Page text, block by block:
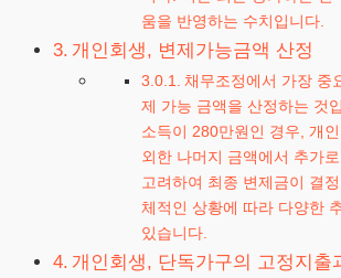
움을 반영하는 수치입니다.
개인회생, 변제가능금액 산정
채무조정에서 가장 중
제 가능 금액을 산정하는 것
소득이 280만원인 경우, 개
외한 나머지 금액에서 추가
고려하여 최종 변제금이 결
체적인 상황에 따라 다양한
있습니다.
개인회생, 단독가구의 고정지출